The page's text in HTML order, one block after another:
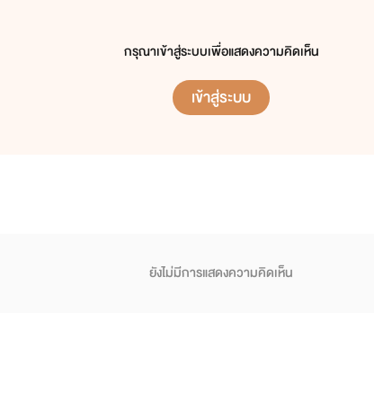
กรุณาเข้าสู่ระบบเพื่อแสดงความคิดเห็น
เข้าสู่ระบบ
ยังไม่มีการแสดงความคิดเห็น